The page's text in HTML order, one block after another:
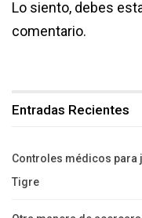
Lo siento, debes
comentario.
Entradas Recientes
Controles médicos para
Tigre